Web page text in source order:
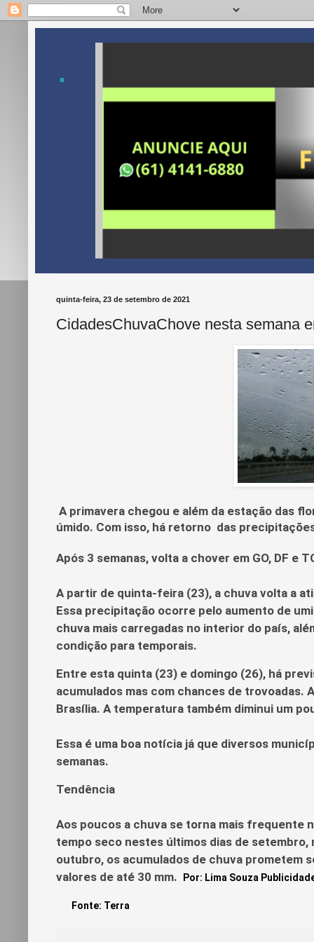
.
quinta-feira, 23 de setembro de 2021
CidadesChuvaChove nesta semana
A primavera chegou e além da estação das
úmido. Com isso, há retorno das
Após 3 semanas, volta a chover em GO, DF e
A partir de quinta-feira (23), a chuva volta a
Essa precipitação ocorre pelo aumento de
chuva mais carregadas no interior do país,
condição para temporais.
Entre esta quinta (23) e domingo (26), há
acumulados mas com chances de trovoadas.
Brasília. A temperatura também diminui um
Essa é uma boa notícia já que diversos
semanas.
Tendência
Aos poucos a chuva se torna mais frequente
tempo seco nestes últimos dias de setembro,
outubro, os acumulados de chuva prometem
valores de até 30 mm.
Por: Lima Souza
Fonte: Terra